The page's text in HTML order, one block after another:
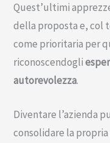
Quest’ultimi
della proposta e, col
come prioritaria per
riconoscendogli
autorevolezza.
Diventare l’azienda
consolidare la